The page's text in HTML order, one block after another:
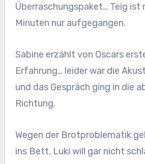
Überraschungspaket… Teig ist
Minuten nur aufgegangen.
Sabine erzählt von Oscars
Erfahrung… leider war die
und das Gespräch ging in die
Richtung.
Wegen der Brotproblematik
ins Bett. Luki will gar nicht